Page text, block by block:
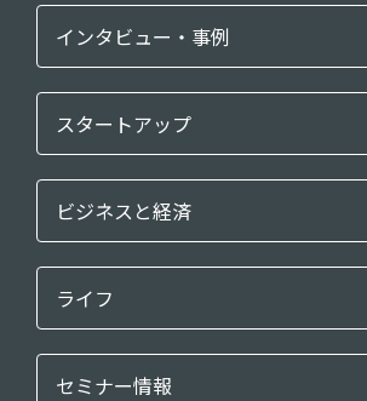
インタビュー・事例
スタートアップ
ビジネスと経済
ライフ
セミナー情報